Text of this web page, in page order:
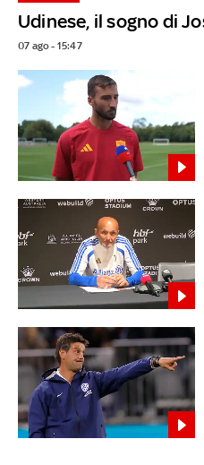
Udinese, il sogno di
07 ago - 15:47